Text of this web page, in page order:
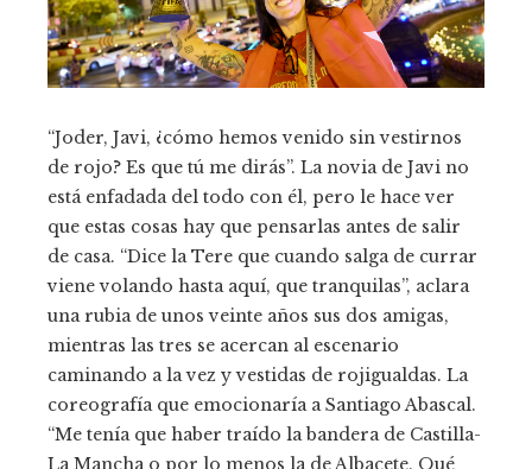
“Joder, Javi, ¿cómo hemos venido sin vestirnos
de rojo? Es que tú me dirás”. La novia de Javi no
está enfadada del todo con él, pero le hace ver
que estas cosas hay que pensarlas antes de salir
de casa. “Dice la Tere que cuando salga de currar
viene volando hasta aquí, que tranquilas”, aclara
una rubia de unos veinte años sus dos amigas,
mientras las tres se acercan al escenario
caminando a la vez y vestidas de rojigualdas. La
coreografía que emocionaría a Santiago Abascal.
“Me tenía que haber traído la bandera de Castilla-
La Mancha o por lo menos la de Albacete. Qué